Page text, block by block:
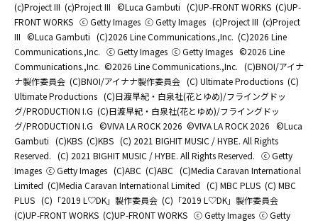
(c)Project III (c)Project III ©Luca Gambuti (C)UP-FRONT WORKS (C)UP-
FRONT WORKS ⓒ Getty Images ⓒ Getty Images (c)Project III (c)Project
III ©Luca Gambuti (C)2026 Line Communications.,Inc. (C)2026 Line
Communications.,Inc. ⓒ Getty Images ⓒ Getty Images ©2026 Line
Communications.,Inc. ©2026 Line Communications.,Inc. (C)BNOI/アイナ
ナ製作委員会 (C)BNOI/アイナナ製作委員会 (C) Ultimate Productions (C)
Ultimate Productions (C)日渡早紀・白泉社(花とゆめ)/フライングドッ
グ/PRODUCTION I.G (C)日渡早紀・白泉社(花とゆめ)/フライングドッ
グ/PRODUCTION I.G ©️VIVA LA ROCK 2026 ©️VIVA LA ROCK 2026 ©Luca
Gambuti (C)KBS (C)KBS (C) 2021 BIGHIT MUSIC / HYBE. All Rights
Reserved. (C) 2021 BIGHIT MUSIC / HYBE. All Rights Reserved. ⓒ Getty
Images ⓒ Getty Images (C)ABC (C)ABC (C)Media Caravan International
Limited (C)Media Caravan International Limited (C) MBC PLUS (C) MBC
PLUS (C)「2019 L♡DK」製作委員会 (C)「2019 L♡DK」製作委員会
(C)UP-FRONT WORKS (C)UP-FRONT WORKS ⓒ Getty Images ⓒ Getty